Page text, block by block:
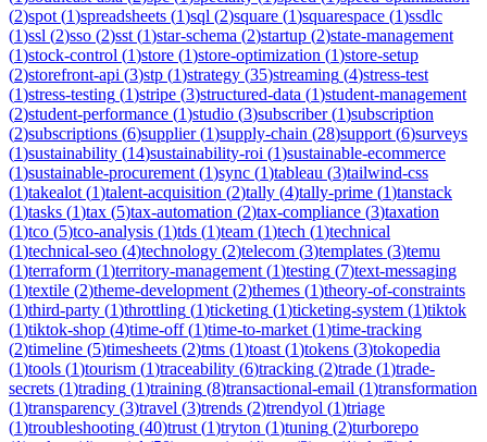
(2)spot (1)spreadsheets (1)sql (2)square (1)squarespace (1)ssdlc
(1)ssl (2)sso (2)sst (1)star-schema (2)startup (2)state-management
(1)stock-control (1)store (1)store-optimization (1)store-setup
(2)storefront-api (3)stp (1)strategy (35)streaming (4)stress-test
(1)stress-testing (1)stripe (3)structured-data (1)student-management
(2)student-performance (1)studio (3)subscriber(1)subscription
(2)subscriptions (6)supplier(1)supply-chain (28)support (6)surveys
(1)sustainability (14)sustainability-roi (1)sustainable-ecommerce
(1)sustainable-procurement (1)sync (1)tableau (3)tailwind-css
(1)takealot (1)talent-acquisition (2)tally (4)tally-prime (1)tanstack
(1)tasks (1)tax (5)tax-automation (2)tax-compliance (3)taxation
(1)tco (5)tco-analysis (1)tds (1)team (1)tech (1)technical
(1)technical-seo (4)technology (2)telecom (3)templates (3)temu
(1)terraform (1)territory-management (1)testing (7)text-messaging
(1)textile (2)theme-development (2)themes (1)theory-of-constraints
(1)third-party (1)throttling (1)ticketing (1)ticketing-system (1)tiktok
(1)tiktok-shop (4)time-off(1)time-to-market (1)time-tracking
(2)timeline (5)timesheets (2)tms (1)toast (1)tokens (3)tokopedia
(1)tools (1)tourism (1)traceability (6)tracking (2)trade (1)trade-
secrets (1)trading (1)training (8)transactional-email (1)transformation
(1)transparency (3)travel (3)trends (2)trendyol (1)triage
(1)troubleshooting (40)trust (1)tryton (1)tuning (2)turborepo